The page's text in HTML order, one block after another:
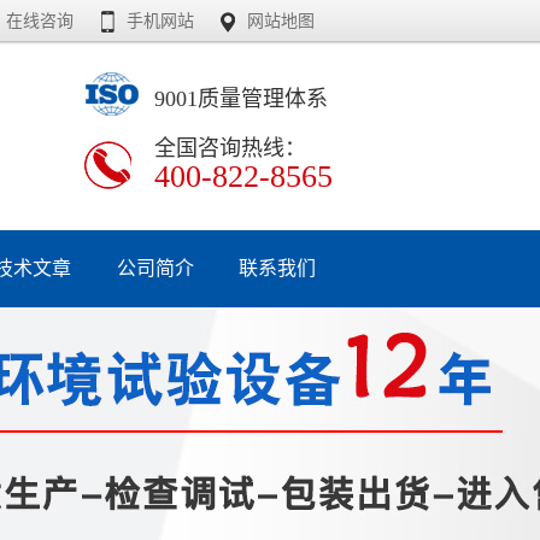
在线咨询 手机网站 网站地图
9001质量管理体系
全国咨询热线：
400-822-8565
术文章 公司简介 联系我们